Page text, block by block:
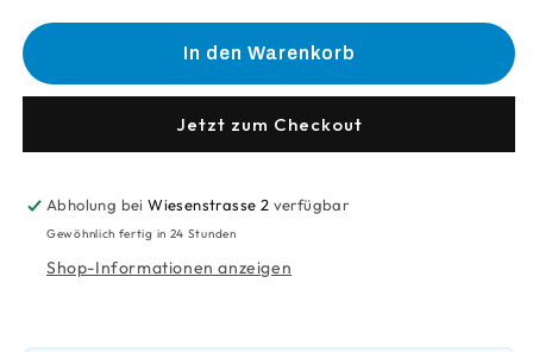
Menge
Boiler
1/8&quot;
Menge
für
Boiler
4-
1/8&quot;
In den Warenkorb
Jetzt zum Checkout
Abholung beiWiesenstrasse 2 verfügbar
Gewöhnlich fertig in 24 Stunden
Shop-Informationen anzeigen